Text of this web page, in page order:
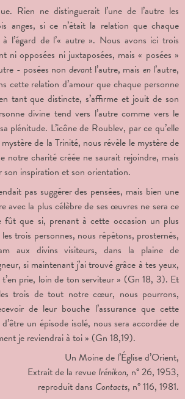
Rien ne distinguerait l’une de l’autre les
anges, si ce n’était la relation que chaque
l’égard de l’« autre ». Nous avons ici trois
ni opposées ni juxtaposées, mais « posées »
- posées non devantl’autre, mais enl’autre,
cette relation d’amour que chaque personne
tant que distincte, s’affirme et jouit de son
divine tend vers l’autre comme vers le
plénitude. L’icône de Roublev, par ce qu’elle
de la Trinité, nous révèle le mystère de
notre charité créée ne saurait rejoindre, mais
inspiration et son orientation.
pas suggérer des pensées, mais bien une
avec la plus célèbre de ses œuvres ne sera ce
fût que si, prenant à cette occasion un plus
trois personnes, nous répétons, prosternés,
aux divins visiteurs, dans la plaine de
si maintenant j’ai trouvé grâce à tes yeux,
t’en prie, loin de ton serviteur » (Gn 18, 3). Et
trois de tout notre cœur, nous pourrons,
de leur bouche l’assurance que cette
un épisode isolé, nous sera accordée de
je reviendrai à toi » (Gn 18,19).
Un Moine de l’Église d’Orient,
Extrait de la revue Irénikon, n° 26, 1953,
reproduit dans Contacts, n° 116, 1981.